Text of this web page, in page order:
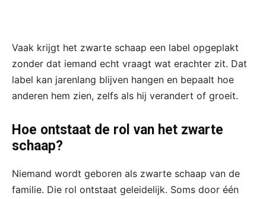
Vaak krijgt het zwarte schaap een label opgeplakt
zonder dat iemand echt vraagt wat erachter zit. Dat
label kan jarenlang blijven hangen en bepaalt hoe
anderen hem zien, zelfs als hij verandert of groeit.
Hoe ontstaat de rol van het zwarte
schaap?
Niemand wordt geboren als zwarte schaap van de
familie. Die rol ontstaat geleidelijk. Soms door één